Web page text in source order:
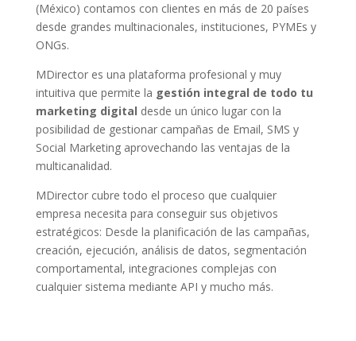
(México) contamos con clientes en más de 20 países
desde grandes multinacionales, instituciones, PYMEs y
ONGs.
MDirector es una plataforma profesional y muy
intuitiva que permite la gestión integral de todo tu
marketing digital desde un único lugar con la
posibilidad de gestionar campañas de Email, SMS y
Social Marketing aprovechando las ventajas de la
multicanalidad.
MDirector cubre todo el proceso que cualquier
empresa necesita para conseguir sus objetivos
estratégicos: Desde la planificación de las campañas,
creación, ejecución, análisis de datos, segmentación
comportamental, integraciones complejas con
cualquier sistema mediante API y mucho más.